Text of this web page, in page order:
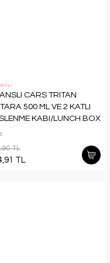
CARS TRITAN
500 ML VE 2 KATLI
KABI/LUNCH BOX
TL
TL